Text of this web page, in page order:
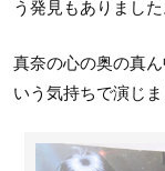
う発見もありました
真奈の心の奥の真
いう気持ちで演じま